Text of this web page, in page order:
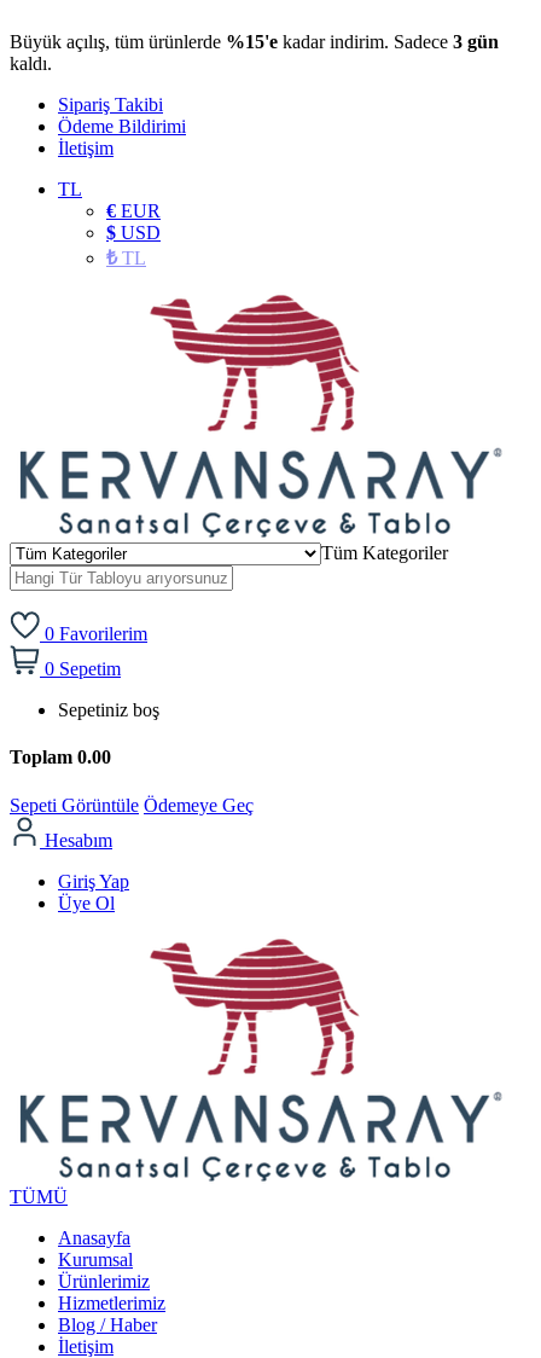
Büyük açılış, tüm ürünlerde %15'e kadar indirim. Sadece 3 gün
kaldı.
Sipariş Takibi
Ödeme Bildirimi
İletişim
TL
€ EUR
$ USD
₺TL
Tüm Kategoriler
0 Favorilerim
0 Sepetim
Sepetiniz boş
Toplam 0.00
Sepeti Görüntüle Ödemeye Geç
Hesabım
Giriş Yap
Üye Ol
TÜMÜ
Anasayfa
Kurumsal
Ürünlerimiz
Hizmetlerimiz
Blog / Haber
İletişim